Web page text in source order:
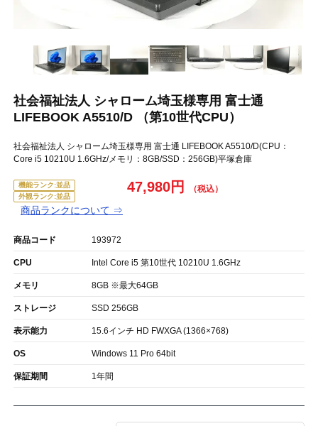
社会福祉法人 シャローム埼玉様専用 富士通
LIFEBOOK A5510/D （第10世代CPU）
社会福祉法人 シャローム埼玉様専用 富士通 LIFEBOOK A5510/D(CPU：
Core i5 10210U 1.6GHz/メモリ：8GB/SSD：256GB)平塚倉庫
機能ランク:並品
外観ランク:並品
商品ランクについて ⇒
47,980円
商品コード 193972
CPU Intel Core i5 第10世代 10210U 1.6GHz
メモリ 8GB ※最大64GB
ストレージ SSD 256GB
表示能力 15.6インチ HD FWXGA (1366×768)
OS Windows 11 Pro 64bit
保証期間 1年間